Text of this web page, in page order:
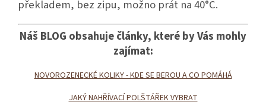
překladem, bez zipu, možno prát na 40°C.
Náš BLOG obsahuje články, které by Vás mohly
zajímat:
NOVOROZENECKÉ KOLIKY - KDE SE BEROU A CO POMÁHÁ
JAKÝ NAHŘÍVACÍ POLŠTÁŘEK VYBRAT